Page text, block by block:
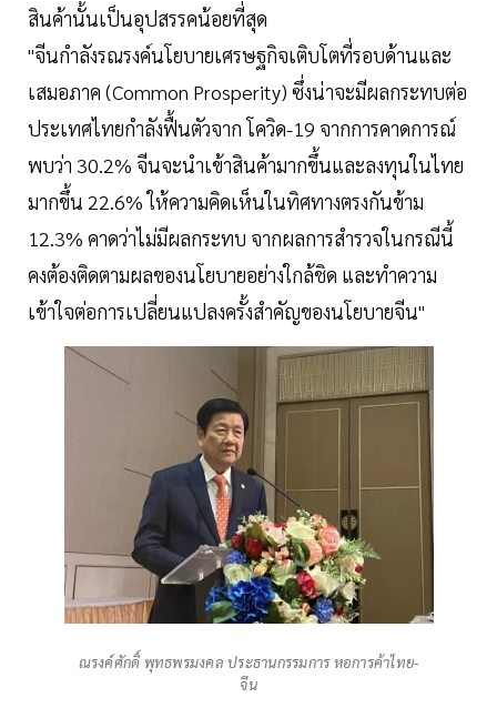
สินค้านั้นเป็นอุปสรรคน้อยที่สุด
"จีนกำลังรณรงค์นโยบายเศรษฐกิจเติบโตที่รอบด้านและ
เสมอภาค (Common Prosperity) ซึ่งน่าจะมีผลกระทบต่อ
ประเทศไทยกำลังฟื้นตัวจาก โควิด-19 จากการคาดการณ์
พบว่า 30.2% จีนจะนำเข้าสินค้ามากขึ้นและลงทุนในไทย
มากขึ้น 22.6% ให้ความคิดเห็นในทิศทางตรงกันข้าม
12.3% คาดว่าไม่มีผลกระทบ จากผลการสำรวจในกรณีนี้
คงต้องติดตามผลของนโยบายอย่างใกล้ชิด และทำความ
เข้าใจต่อการเปลี่ยนแปลงครั้งสำคัญของนโยบายจีน"
ณรงค์ศักดิ์ พุทธพรมงคล ประธานกรรมการ หอการค้าไทย-
จีน